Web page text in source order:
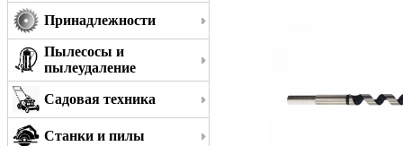
Принадлежности
Пылесосы и
пылеудаление
Садовая техника
Станки и пилы